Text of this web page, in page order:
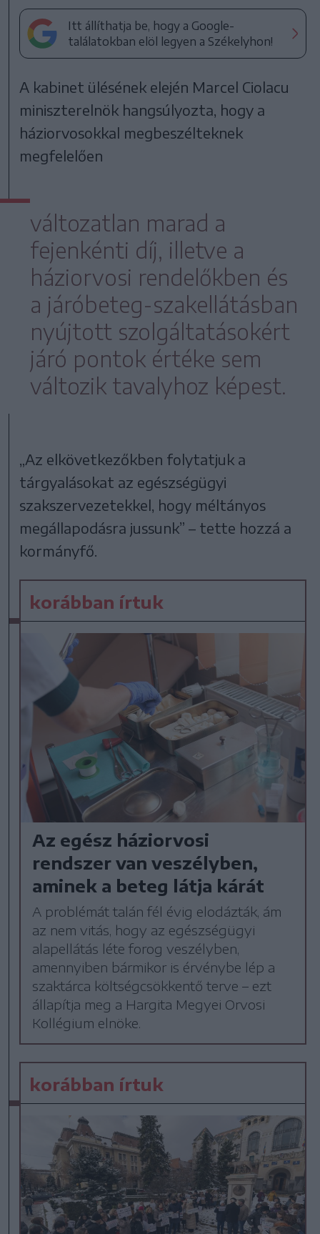
Itt állíthatja be, hogy a Google-
találatokban elöl legyen a Székelyhon!
A kabinet ülésének elején Marcel Ciolacu
miniszterelnök hangsúlyozta, hogy a
háziorvosokkal megbeszélteknek
megfelelően
változatlan marad a
fejenkénti díj, illetve a
háziorvosi rendelőkben és
a járóbeteg-szakellátásban
nyújtott szolgáltatásokért
járó pontok értéke sem
változik tavalyhoz képest.
„Az elkövetkezőkben folytatjuk a
tárgyalásokat az egészségügyi
szakszervezetekkel, hogy méltányos
megállapodásra jussunk” – tette hozzá a
kormányfő.
korábban írtuk
Az egész háziorvosi
rendszer van veszélyben,
aminek a beteg látja kárát
A problémát talán fél évig elodázták, ám
az nem vitás, hogy az egészségügyi
alapellátás léte forog veszélyben,
amennyiben bármikor is érvénybe lép a
szaktárca költségcsökkentő terve – ezt
állapítja meg a Hargita Megyei Orvosi
Kollégium elnöke.
korábban írtuk